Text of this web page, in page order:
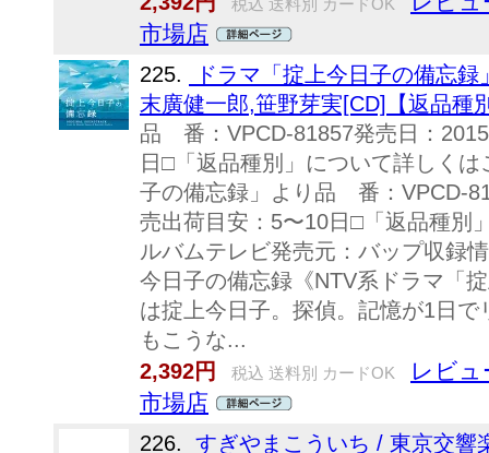
税込 送料別 カードOK
市場店
225.
ドラマ「掟上今日子の備忘
末廣健一郎,笹野芽実[CD]【返品種
品 番：VPCD-81857発売日：
日□「返品種別」について詳しく
子の備忘録」より品 番：VPCD-
売出荷目安：5〜10日□「返品種別
ルバムテレビ発売元：バップ収録
今日子の備忘録《NTV系ドラマ「
は掟上今日子。探偵。記憶が1日
もこうな...
2,392円
税込 送料別 カードOK
レビュ
市場店
226. すぎやまこういち / 東京交響